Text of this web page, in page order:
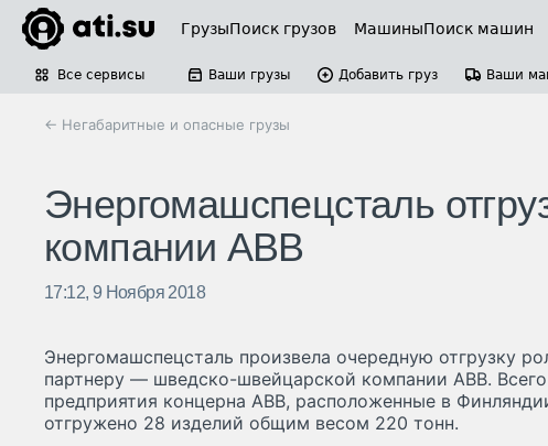
ГрузыПоиск грузов МашиныПоиск машин
Все сервисы Ваши грузы Добавить груз Ваши
← Негабаритные и опасные грузы
Энергомашспецсталь
компании ABB
17:12, 9 Ноября 2018
Энергомашспецсталь произвела очередную отгрузку
партнеру — шведско-швейцарской компании АВВ. Всего
предприятия концерна АВВ, расположенные в
отгружено 28 изделий общим весом 220 тонн.